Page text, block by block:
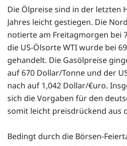
Die Ölpreise sind in der letzten
Jahres leicht gestiegen. Die
notierte am Freitagmorgen bei
die US-Ölsorte WTI wurde bei
gehandelt. Die Gasölpreise
auf 670 Dollar/Tonne und der
nach auf 1,042 Dollar/€uro.
sich die Vorgaben für den
somit leicht preisdrückend aus
Bedingt durch die Börsen-